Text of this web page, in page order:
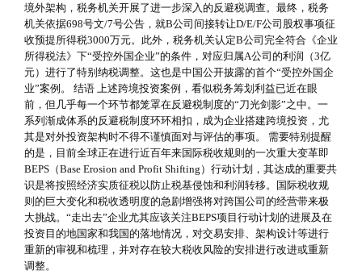
境外架构，税务机关开展了进一步深入的反避税调查。最终，税务
机关依据698号文/7号公告，就B公司间接转让D/E/F公司股权事项征
收预提所得税3000万元。此外，税务机关认定B公司完全符合《企业
所得税法》下“受控外国企业”的条件，对应归属A公司的利润（3亿
元）进行了特别纳税调整。这也是中国公开披露的首个“受控外国企
业”案例。 结语 上述跨境投资案例，看似税务筹划利益已近在眼
前，但几乎每一个环节都笼罩在反避税制度的“刀光剑影”之中。一
系列渐成体系的反避税制度环环相扣，成为企业搭建跨境投资，尤
其是对外投资架构时不得不谨慎面对与评估的事项。 需要特别提醒
的是，目前全球正在进行近百年来国际税收规则的一次重大变革即
BEPS（Base Erosion and Profit Shifting）行动计划，其达成的重要共
识是将按照经济实质征税以防止税基侵蚀和利润转移。国际税收规
则的巨大变化和税收透明度的急剧增强将对跨国公司的经营带来极
大挑战。“走出去”企业尤其应该关注BEPS项目行动计划的进展及在
投资目的地国家和我国的落地情况，对交易安排、架构设计等进行
重新的审视和梳理，并对存在较大税收风险的安排进行改进或重新
调整。